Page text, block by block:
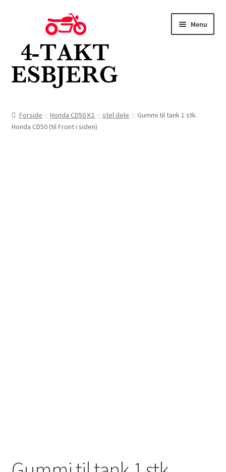
navigation
indhold
Menu
Butik
Forside Honda CD50 K1 stel dele
Gummi til tank 1 stk.
Honda CD50 (til Front i siden)